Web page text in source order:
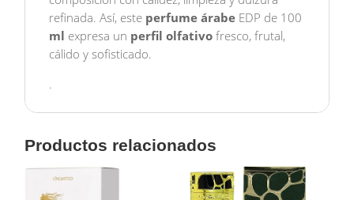
refinada. Así, este perfume árabe EDP de 100
ml expresa un perfil olfativo fresco, frutal,
cálido y sofisticado.
.
Productos relacionados